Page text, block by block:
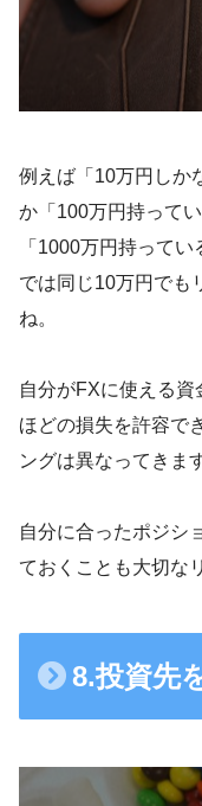
例えば「10万円しか
か「100万円持って
「1000万円持って
では同じ10万円でも
ね。
自分がFXに使える
ほどの損失を許容で
ングは異なってきま
自分に合ったポジシ
ておくことも大切な
8.投資先